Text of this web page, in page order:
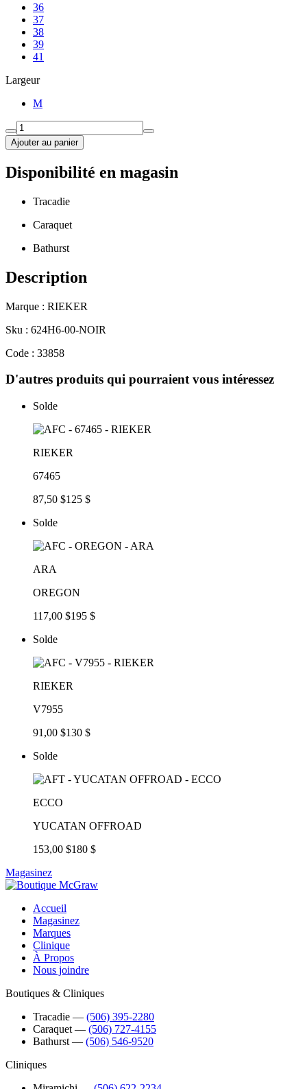
36
37
38
39
41
Largeur
M
Ajouter au panier
Disponibilité en magasin
Tracadie
Caraquet
Bathurst
Description
Marque : RIEKER
Sku : 624H6-00-NOIR
Code : 33858
D'autres produits qui pourraient vous intéressez
Solde
RIEKER
67465
87,50 $125 $
Solde
ARA
OREGON
117,00 $195 $
Solde
RIEKER
V7955
91,00 $130 $
Solde
ECCO
YUCATAN OFFROAD
153,00 $180 $
Magasinez
Accueil
Magasinez
Marques
Clinique
À Propos
Nous joindre
Boutiques & Cliniques
Tracadie ― (506) 395-2280
Caraquet ― (506) 727-4155
Bathurst ― (506) 546-9520
Cliniques